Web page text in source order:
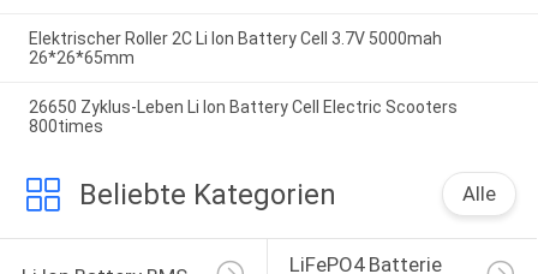
Elektrischer Roller 2C Li Ion Battery Cell 3.7V 5000mah
26*26*65mm
26650 Zyklus-Leben Li Ion Battery Cell Electric Scooters
800times
Beliebte Kategorien Alle
LiFePO4 Batterie